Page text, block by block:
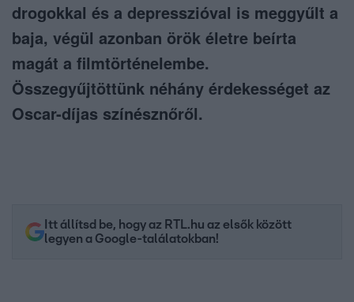
drogokkal és a depresszióval is meggyűlt a
baja, végül azonban örök életre beírta
magát a filmtörténelembe.
Összegyűjtöttünk néhány érdekességet az
Oscar-díjas színésznőről.
Itt állítsd be, hogy az RTL.hu az elsők között
legyen a Google-találatokban!